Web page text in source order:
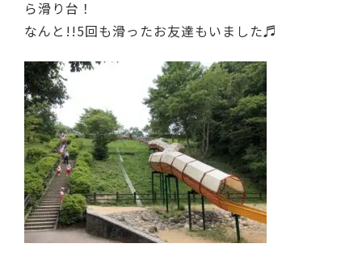
ら滑り台！
なんと!!5回も滑ったお友達もいました♬